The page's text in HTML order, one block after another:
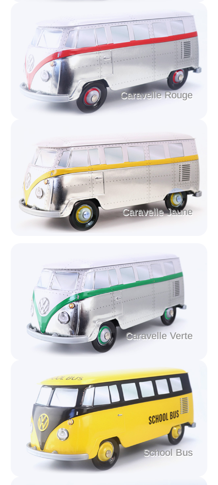
Caravelle Rouge
Caravelle Jaune
Caravelle Verte
School Bus